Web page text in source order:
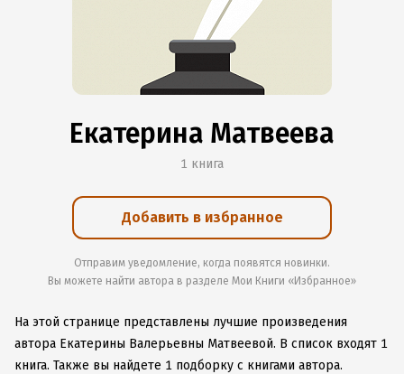
Екатерина Матвеева
1 книга
Добавить в избранное
Отправим уведомление, когда появятся новинки.
Вы можете найти автора в разделе Мои Книги «Избранное»
На этой странице представлены лучшие произведения
автора Екатерины Валерьевны Матвеевой. В список входят 1
книга. Также вы найдете 1 подборку с книгами автора.